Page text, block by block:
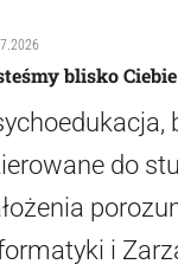
blisko
do
i